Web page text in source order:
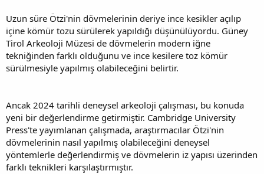
Uzun süre Ötzi'nin dövmelerinin deriye ince kesikler açılıp
içine kömür tozu sürülerek yapıldığı düşünülüyordu. Güney
Tirol Arkeoloji Müzesi de dövmelerin modern iğne
tekniğinden farklı olduğunu ve ince kesilere toz kömür
sürülmesiyle yapılmış olabileceğini belirtir.
Ancak 2024 tarihli deneysel arkeoloji çalışması, bu konuda
yeni bir değerlendirme getirmiştir. Cambridge University
Press'te yayımlanan çalışmada, araştırmacılar Ötzi'nin
dövmelerinin nasıl yapılmış olabileceğini deneysel
yöntemlerle değerlendirmiş ve dövmelerin iz yapısı üzerinden
farklı teknikleri karşılaştırmıştır.